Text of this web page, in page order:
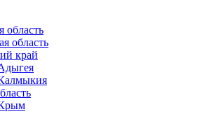
область
область
край